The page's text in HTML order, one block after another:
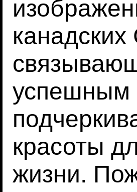
успешным
красоты
жизни.